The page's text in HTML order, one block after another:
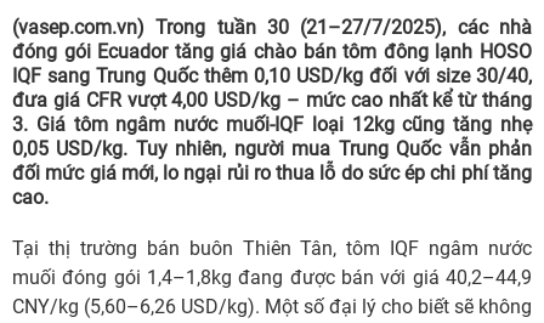
(vasep.com.vn) Trong tuần 30 (21–27/7/2025), các nhà
đóng gói Ecuador tăng giá chào bán tôm đông lạnh HOSO
IQF sang Trung Quốc thêm 0,10 USD/kg đối với size 30/40,
đưa giá CFR vượt 4,00 USD/kg – mức cao nhất kể từ tháng
3. Giá tôm ngâm nước muối-IQF loại 12kg cũng tăng nhẹ
0,05 USD/kg. Tuy nhiên, người mua Trung Quốc vẫn phản
đối mức giá mới, lo ngại rủi ro thua lỗ do sức ép chi phí tăng
cao.
Tại thị trường bán buôn Thiên Tân, tôm IQF ngâm nước
muối đóng gói 1,4–1,8kg đang được bán với giá 40,2–44,9
CNY/kg (5,60–6,26 USD/kg). Một số đại lý cho biết sẽ không